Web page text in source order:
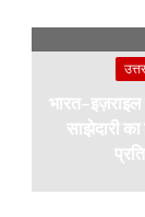
साझेदारी